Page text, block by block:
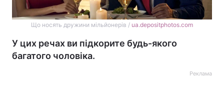
Що носять дружини мільйонерів / ua.depositphotos.com
У цих речах ви підкорите будь-якого
багатого чоловіка.
Реклама